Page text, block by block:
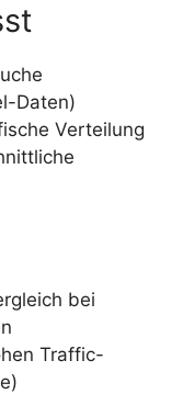
Daten)
Verteilung
bei
Traffic-